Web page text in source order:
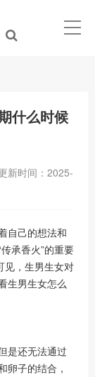
什么时候
新时间：2025-
自己的想法和
承香火”的重要
见，生男生女对
生男生女怎么
是还无法通过
卵子的结合，